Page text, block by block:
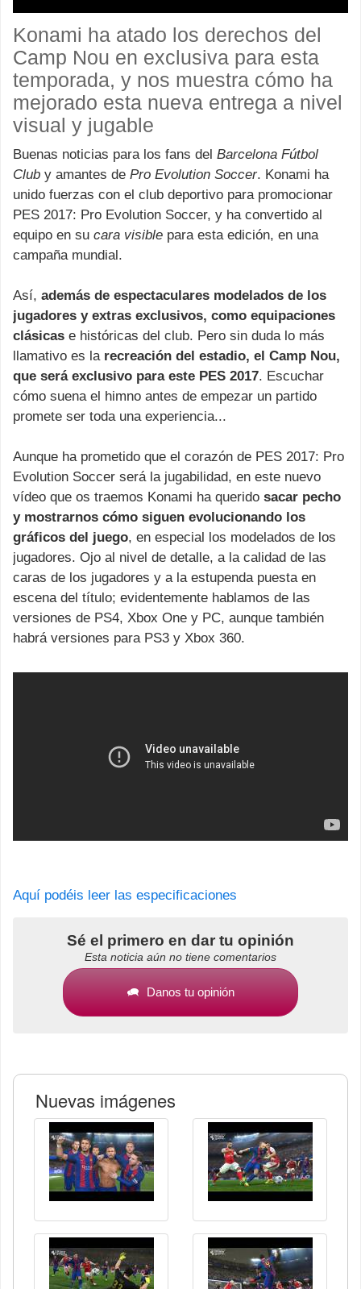
Konami ha atado los derechos del
Camp Nou en exclusiva para esta
temporada, y nos muestra cómo ha
mejorado esta nueva entrega a nivel
visual y jugable
Buenas noticias para los fans del Barcelona Fútbol
Club y amantes de Pro Evolution Soccer. Konami ha
unido fuerzas con el club deportivo para promocionar
PES 2017: Pro Evolution Soccer, y ha convertido al
equipo en su cara visible para esta edición, en una
campaña mundial.
Así, además de espectaculares modelados de los
jugadores y extras exclusivos, como equipaciones
clásicas e históricas del club. Pero sin duda lo más
llamativo es la recreación del estadio, el Camp Nou,
que será exclusivo para este PES 2017. Escuchar
cómo suena el himno antes de empezar un partido
promete ser toda una experiencia...
Aunque ha prometido que el corazón de PES 2017: Pro
Evolution Soccer será la jugabilidad, en este nuevo
vídeo que os traemos Konami ha querido sacar pecho
y mostrarnos cómo siguen evolucionando los
gráficos del juego, en especial los modelados de los
jugadores. Ojo al nivel de detalle, a la calidad de las
caras de los jugadores y a la estupenda puesta en
escena del título; evidentemente hablamos de las
versiones de PS4, Xbox One y PC, aunque también
habrá versiones para PS3 y Xbox 360.
Aquí podéis leer las especificaciones
Sé el primero en dar tu opinión
Esta noticia aún no tiene comentarios
Danos tu opinión
Nuevas imágenes